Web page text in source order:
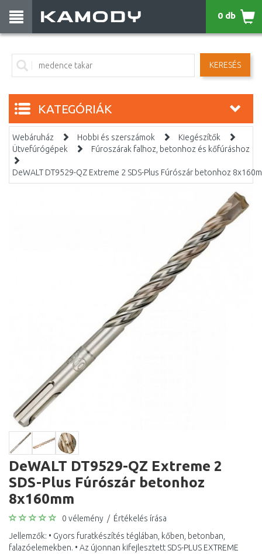
KERESÉS
0 db
KATEGÓRIÁK
Webáruház Hobbi és szerszámok
Kiegészítők
Ütvefúrógépek
Fúroszárak falhoz, betonhoz és kőfúráshoz
DeWALT DT9529-QZ Extreme 2 SDS-Plus Fúrószár betonhoz
DeWALT DT9529-QZ Extreme 2
SDS-Plus Fúrószár betonhoz
8x160mm
0 vélemény / Értékelés írása
Jellemzők: • Gyors furatkészítés téglában, kőben, betonban,
falazóelemekben. • Az újonnan kifejlesztett SDS-PLUS EXTREME